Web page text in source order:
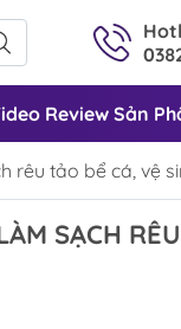
Review Sản
tảo bể cá, vệ
SẠCH